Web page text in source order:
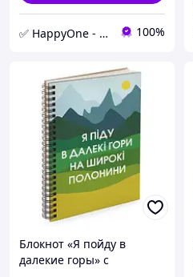
✅ HappyOne - интернет-магазин оригинальных и полезных товаров 100%
Блокнот «Я пойду в
далекие горы» с